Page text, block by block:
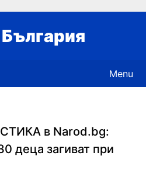
Menu
в Narod.bg:
деца загиват при